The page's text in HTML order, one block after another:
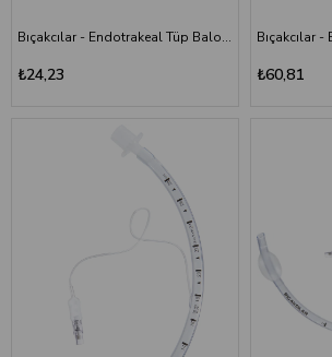
Bıçakcılar - Endotrakeal Tüp Balonsuz (kafsız) - 4,0 mm
₺24,23 ₺60,81